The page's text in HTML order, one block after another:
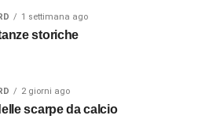
1 settimana ago
storiche
2 giorni ago
scarpe da calcio